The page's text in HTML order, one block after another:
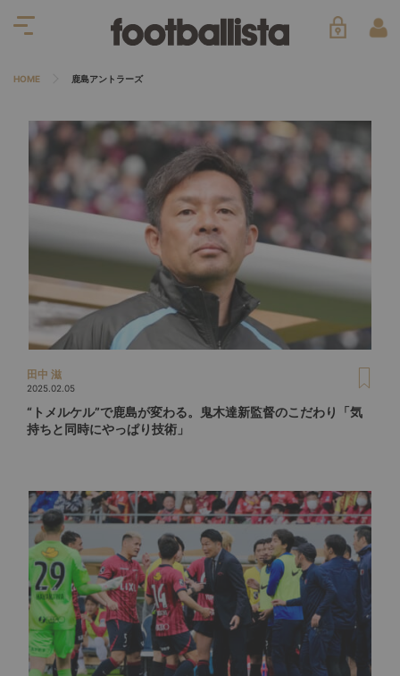
HOME 鹿島アントラーズ
田中 滋
2025.02.05
“トメルケル”で鹿島が変わる。鬼木達新監督のこだわり「気
持ちと同時にやっぱり技術」